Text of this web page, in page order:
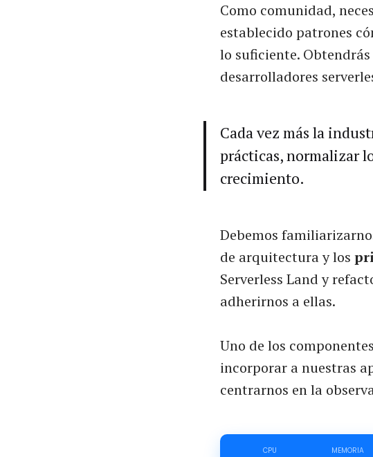
Como comunidad,
establecido patrones
lo suficiente.
desarrolladores
Cada vez más la
prácticas, normalizar
crecimiento.
Debemos
de arquitectura y los
Serverless Land y
adherirnos a ellas.
Uno de los
incorporar a nuestras
centrarnos en la
CPU MEMORIA